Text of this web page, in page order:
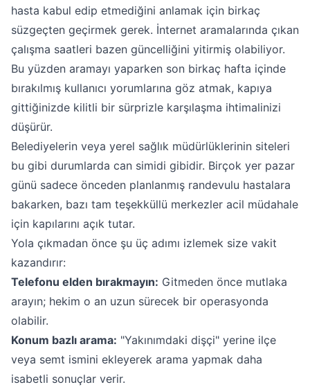
hasta kabul edip etmediğini anlamak için birkaç
süzgeçten geçirmek gerek. İnternet aramalarında çıkan
çalışma saatleri bazen güncelliğini yitirmiş olabiliyor.
Bu yüzden aramayı yaparken son birkaç hafta içinde
bırakılmış kullanıcı yorumlarına göz atmak, kapıya
gittiğinizde kilitli bir sürprizle karşılaşma ihtimalinizi
düşürür.
Belediyelerin veya yerel sağlık müdürlüklerinin siteleri
bu gibi durumlarda can simidi gibidir. Birçok yer pazar
günü sadece önceden planlanmış randevulu hastalara
bakarken, bazı tam teşekküllü merkezler acil müdahale
için kapılarını açık tutar.
Yola çıkmadan önce şu üç adımı izlemek size vakit
kazandırır:
Telefonu elden bırakmayın: Gitmeden önce mutlaka
arayın; hekim o an uzun sürecek bir operasyonda
olabilir.
Konum bazlı arama: "Yakınımdaki dişçi" yerine ilçe
veya semt ismini ekleyerek arama yapmak daha
isabetli sonuçlar verir.